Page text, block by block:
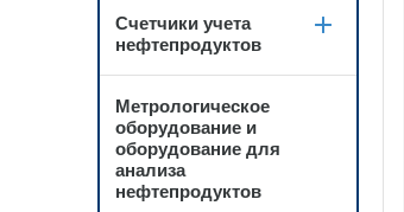
Счетчики учета
нефтепродуктов
Метрологическое
оборудование и
оборудование для
анализа
нефтепродуктов